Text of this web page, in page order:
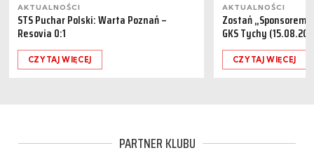
AKTUALNOŚCI
STS Puchar Polski: Warta Poznań –
Resovia 0:1
CZYTAJ WIĘCEJ
AKTUALNOŚCI
Zostań „Sponsorem
GKS Tychy
CZYTAJ WIĘCEJ
PARTNER KLUBU